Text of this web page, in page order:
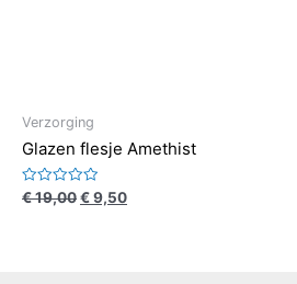
Verzorging
Glazen flesje Amethist
Waardering
0
€19,00€9,50